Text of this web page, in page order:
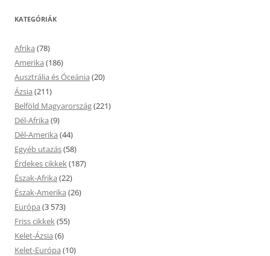
KATEGÓRIÁK
Afrika (78)
Amerika (186)
Ausztrália és Óceánia (20)
Ázsia (211)
Belföld Magyarország(221)
Dél-Afrika (9)
Dél-Amerika (44)
Egyéb utazás(58)
Érdekes cikkek(187)
Észak-Afrika (22)
Észak-Amerika (26)
Európa (3 573)
Friss cikkek(55)
Kelet-Ázsia (6)
Kelet-Európa (10)